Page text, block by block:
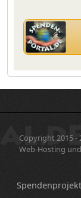
Copyright 2015 -
Web-Hosting